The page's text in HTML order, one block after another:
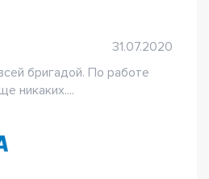
31.07.2020
бригадой. По работе
никаких....